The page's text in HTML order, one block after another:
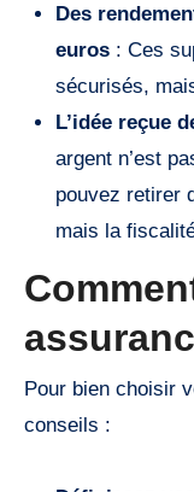
Des
euros: Ces
sécurisés,
L’idée reçue
argent n’est
pouvez retirer
mais la
Pour bien choisir
conseils :